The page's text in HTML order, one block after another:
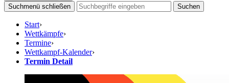
Suchmenü schließen
Suchen
Start›
Wettkämpfe›
Termine›
Wettkampf-Kalender›
Termin Detail